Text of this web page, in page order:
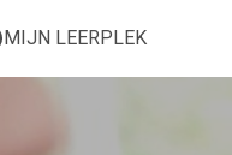
MIJN LEERPLEK